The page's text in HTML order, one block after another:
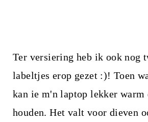
Ter versiering heb ik ook nog
labeltjes erop gezet :)! Toen
kan ie m'n laptop lekker warm
houden. Het valt voor dieven